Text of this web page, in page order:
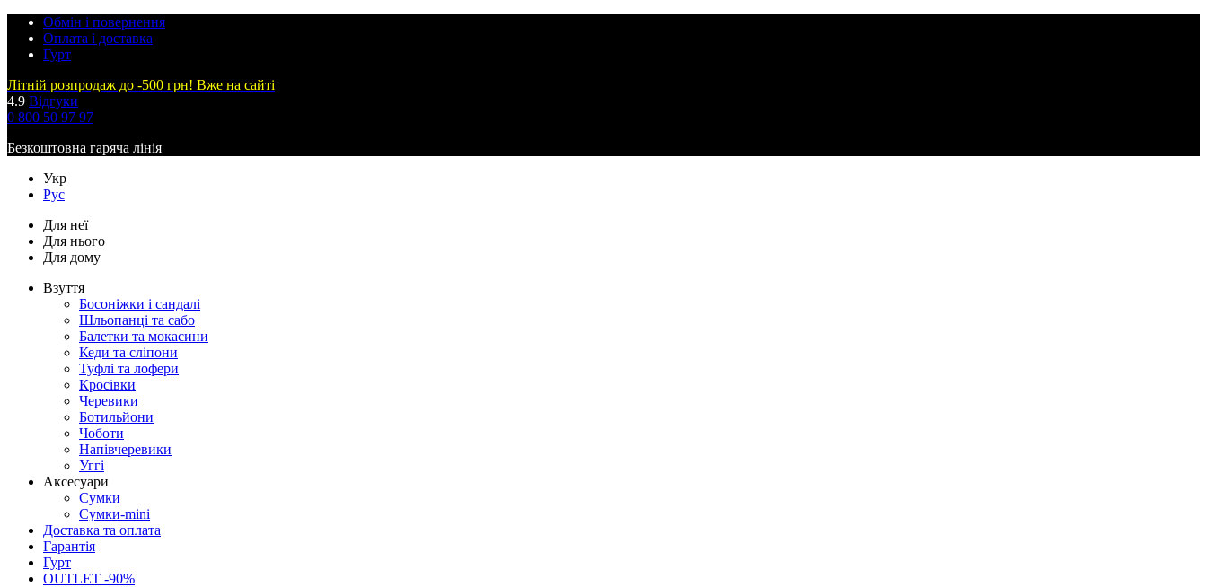
Обмін і повернення
Оплата і доставка
Гурт
Літній розпродаж до -500 грн! Вже на сайті
4.9 Відгуки
0 800 50 97 97
Безкоштовна гаряча лінія
Укр
Рус
Для неї
Для нього
Для дому
Взуття
Босоніжки і сандалі
Шльопанці та сабо
Балетки та мокасини
Кеди та сліпони
Туфлі та лофери
Кросівки
Черевики
Ботильйони
Чоботи
Напівчеревики
Уггі
Аксесуари
Сумки
Сумки-mini
Доставка та оплата
Гарантія
Гурт
OUTLET -90%